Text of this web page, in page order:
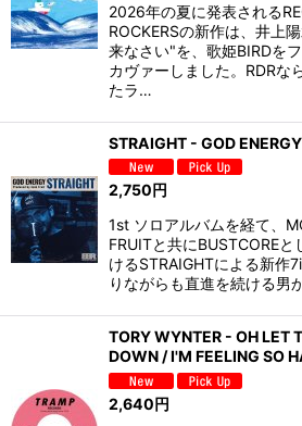
2026年の夏に発表される
ROCKERSの新作は、井上
来なさい"を、歌姫BIRDを
カヴァーしました。RDRな
たラ…
STRAIGHT - GOD ENERGY
2,750円
1st ソロアルバムを経て、
FRUITと共にBUSTCORE
けるSTRAIGHTによる新作
りながらも直進を続ける男
TORY WYNTER - OH LET
DOWN / I'M FEELING SO
2,640円